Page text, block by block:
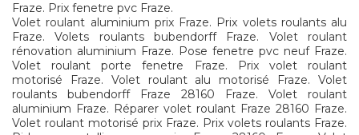
Fraze. Prix fenetre pvc Fraze.
Volet roulant aluminium prix Fraze. Prix volets roulants alu
Fraze. Volets roulants bubendorff Fraze. Volet roulant
rénovation aluminium Fraze. Pose fenetre pvc neuf Fraze.
Volet roulant porte fenetre Fraze. Prix volet roulant
motorisé Fraze. Volet roulant alu motorisé Fraze. Volet
roulants bubendorff Fraze 28160 Fraze. Volet roulant
aluminium Fraze. Réparer volet roulant Fraze 28160 Fraze.
Volet roulant motorisé prix Fraze. Prix volets roulants Fraze.